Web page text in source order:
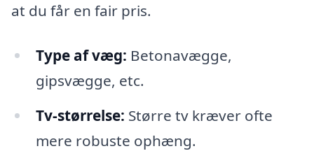
at du får en fair pris.
Type af væg: Betonavægge,
gipsvægge, etc.
Tv-størrelse: Større tv kræver ofte
mere robuste ophæng.